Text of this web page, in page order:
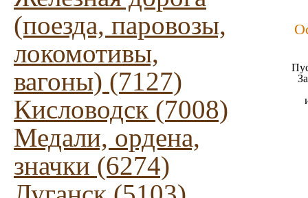
(поезда, паровозы,
локомотивы,
вагоны) (7127)
Кисловодск (7008)
Медали, ордена,
значки (6274)